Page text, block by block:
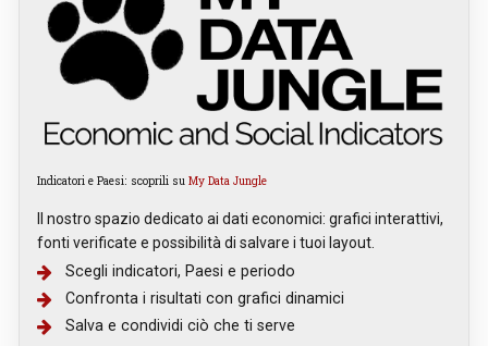
Indicatori e Paesi: scoprili su My Data Jungle
Il nostro spazio dedicato ai dati economici: grafici interattivi,
fonti verificate e possibilità di salvare i tuoi layout.
Scegli indicatori, Paesi e periodo
Confronta i risultati con grafici dinamici
Salva e condividi ciò che ti serve